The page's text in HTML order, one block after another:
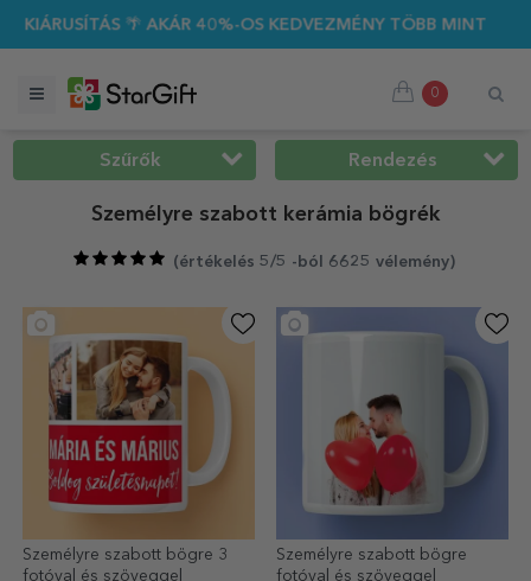
KEDVEZMÉNY TÖBB MINT 100 SZEMÉLYRE SZABOTT
0
Szűrők Rendezés
Személyre szabott kerámia bögrék
(értékelés 5/5 -ból 6625 vélemény)
Személyre szabott bögre 3
fotóval és szöveggel
Személyre szabott bögre
fotóval és szöveggel